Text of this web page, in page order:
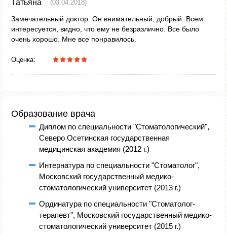
Татьяна (03.04.2018)
Замечательный доктор. Он внимательный, добрый. Всем
интересуется, видно, что ему не безразлично. Все было
очень хорошо. Мне все понравилось.
Оценка:
Образование врача
Диплом по специальности "Стоматологический",
Северо Осетинская государственная
медицинская академия (2012 г.)
Интернатура по специальности "Стоматолог",
Московский государственный медико-
стоматологический университет (2013 г.)
Ординатура по специальности "Стоматолог-
терапевт", Московский государственный медико-
стоматологический университет (2015 г.)